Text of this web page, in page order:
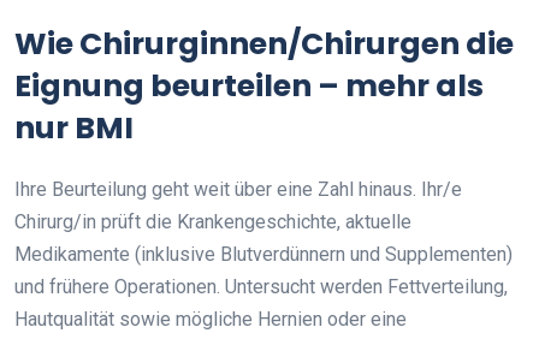
Wie Chirurginnen/Chirurgen die
Eignung beurteilen – mehr als
nur BMI
Ihre Beurteilung geht weit über eine Zahl hinaus. Ihr/e
Chirurg/in prüft die Krankengeschichte, aktuelle
Medikamente (inklusive Blutverdünnern und Supplementen)
und frühere Operationen. Untersucht werden Fettverteilung,
Hautqualität sowie mögliche Hernien oder eine